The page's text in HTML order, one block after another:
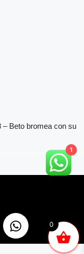
– Beto bromea con su
0
1